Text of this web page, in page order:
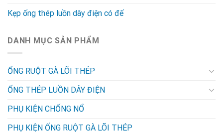
Kẹp ống thép luồn dây điện có đế
DANH MỤC SẢN PHẨM
ỐNG RUỘT GÀ LÕI THÉP
ỐNG THÉP LUỒN DÂY ĐIỆN
PHỤ KIỆN CHỐNG NỔ
PHỤ KIỆN ỐNG RUỘT GÀ LÕI THÉP